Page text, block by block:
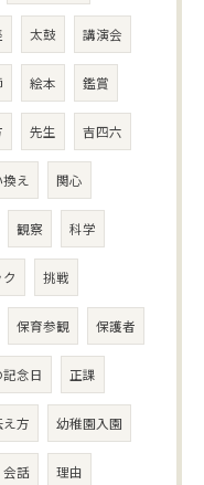
太鼓 講演会
絵本 鑑賞
先生 吉四六
え 関心
観察 科学
挑戦
保育参観 保護者
念日 正課
え方 幼稚園入園
会話 理由